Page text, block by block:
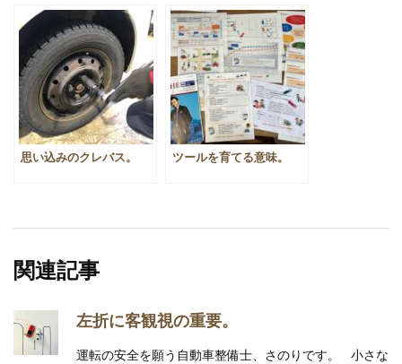
思い込みのクレバス。 ツールを育てる意味。
関連記事
左折に客観視の重要。
運転の安全を願う自動車整備士、さのりです。 小さな